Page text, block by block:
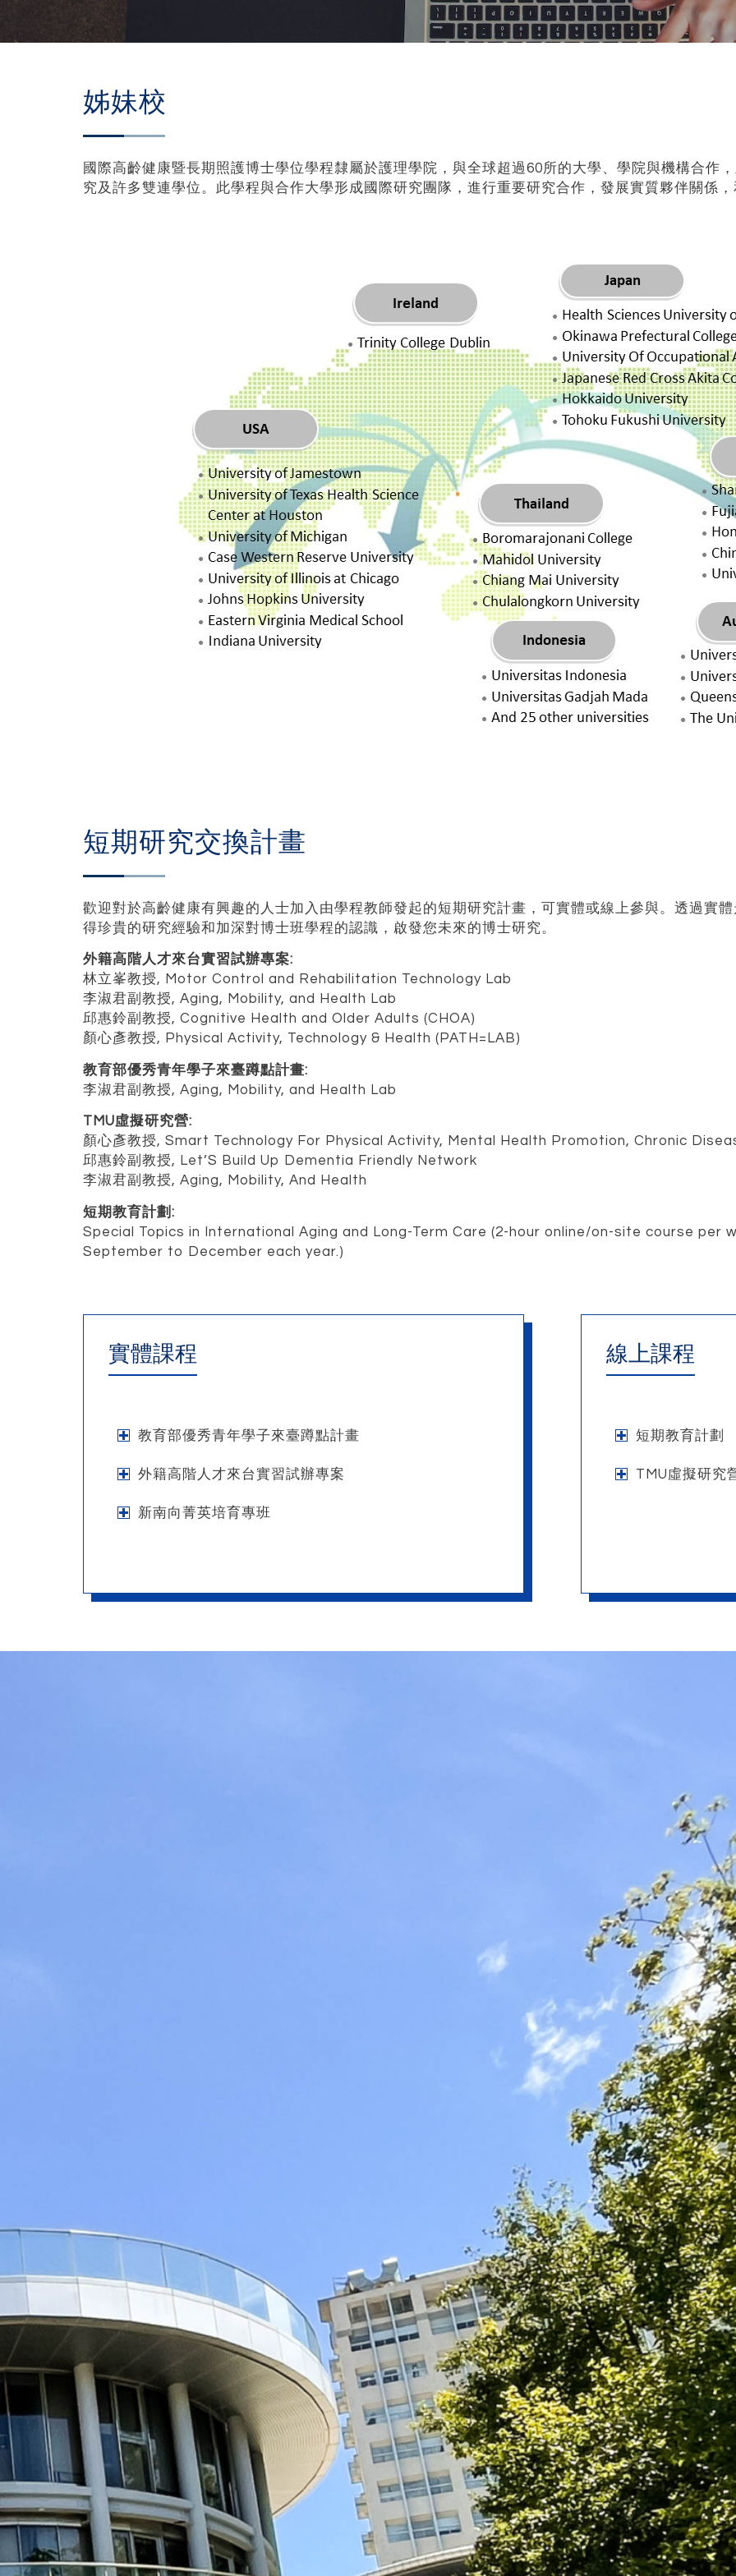
姊妹校
國際高齡健康暨長期照護博士學位學程隸屬於護理學院，與全球超過60所的大學、學院與機構合作
究及許多雙連學位。此學程與合作大學形成國際研究團隊，進行重要研究合作，發展實質夥伴關係
短期研究交換計畫
歡迎對於高齡健康有興趣的人士加入由學程教師發起的短期研究計畫，可實體或線上參與。透過實
得珍貴的研究經驗和加深對博士班學程的認識，啟發您未來的博士研究。
外籍高階人才來台實習試辦專案:
林立峯教授, Motor Control and Rehabilitation Technology Lab
李淑君副教授, Aging, Mobility, and Health Lab
邱惠鈴副教授, Cognitive Health and Older Adults (CHOA)
顏心彥教授, Physical Activity, Technology & Health (PATH=LAB)
教育部優秀青年學子來臺蹲點計畫:
李淑君副教授, Aging, Mobility, and Health Lab
TMU虛擬研究營:
顏心彥教授, Smart Technology For Physical Activity, Mental Health Promotion, Chronic
邱惠鈴副教授, Let’S Build Up Dementia Friendly Network
李淑君副教授, Aging, Mobility, And Health
短期教育計劃:
Special Topics in International Aging and Long-Term Care (2-hour online/on-site course
September to December each year.)
實體課程
教育部優秀青年學子來臺蹲點計畫
外籍高階人才來台實習試辦專案
新南向菁英培育專班
線上課程
短期教育計劃
TMU虛擬研究